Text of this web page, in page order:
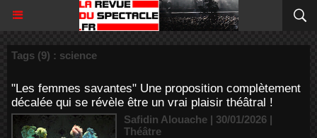
Tags (9) : science
"Les femmes savantes" Une proposition complètement
décalée qui se révèle être un vrai plaisir théâtral !
Safidin Alouache | 30/01/2026 |
Théâtre